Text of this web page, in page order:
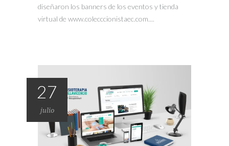
diseñaron los banners de los eventos y tienda
virtual de www.colecccionistaec.com....
27
julio